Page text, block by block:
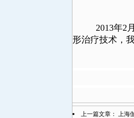
2013年2
形治疗技术，
上一篇文章： 上海